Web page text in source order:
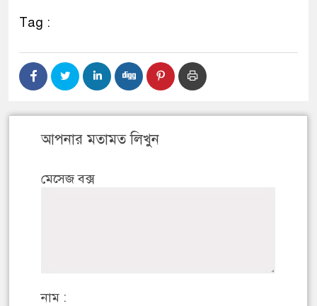
Tag :
আপনার মতামত লিখুন
মেসেজ বক্স
নাম :